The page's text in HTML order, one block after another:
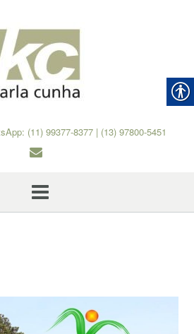
(11) 99377-8377 | (13) 97800-5451